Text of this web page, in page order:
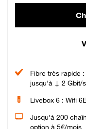
Fibre très rapide :
jusqu'à ↓ 2 Gbit/
Livebox 6 : Wifi 6E
Jusqu’à 200
option à 5€/mois